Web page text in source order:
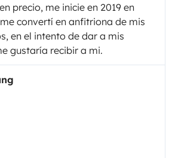
precio, me inicie en 2019 en
convertí en anfitriona de mis
en el intento de dar a mis
gustaría recibir a mi.